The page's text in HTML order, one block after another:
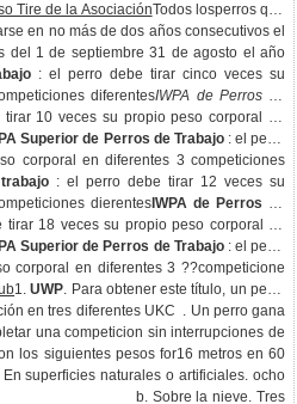
Tire de la AsociaciónTodos losperros que
en no más de dos años consecutivos el
del 1 de septiembre 31 de agosto el año
: el perro debe tirar cinco veces su
diferentesIWPA de Perros de
10 veces su propio peso corporal en
Superior de Perros de Trabajo: el perro
corporal en diferentes 3 competiciones
: el perro debe tirar 12 veces su
dierentesIWPA de Perros de
tirar 18 veces su propio peso corporal en
Superior de Perros de Trabajo: el perro
corporal en diferentes 3 ??competicione
1.UWP. Para obtener este título, un perro
en tres diferentes UKC . Un perro gana
una competicion sin interrupciones de
los siguientes pesos for16 metros en 60
naturales o artificiales. ocho
perro b. Sobre la nieve. Tres